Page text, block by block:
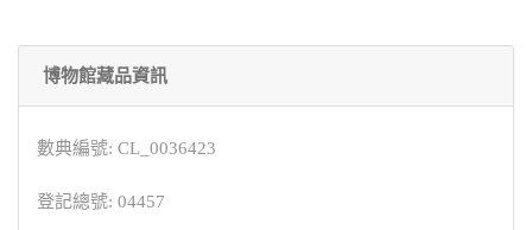
博物館藏品資訊
數典編號: CL_0036423
登記總號: 04457